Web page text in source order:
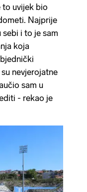
uvijek bio
Najprije
i to je sam
koja
nevjerojatne
sam u
- rekao je